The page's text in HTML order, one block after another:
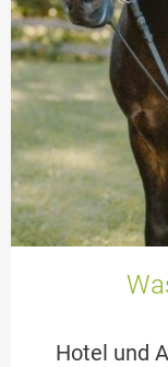
Hotel und